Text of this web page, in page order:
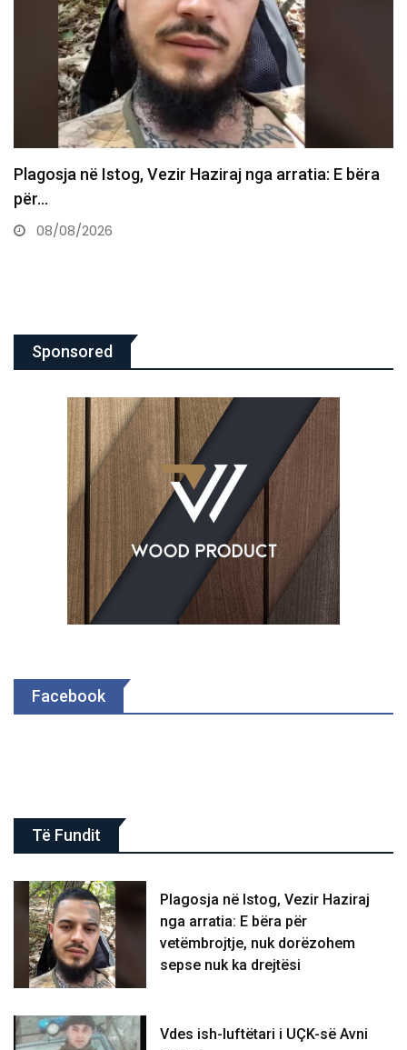
Vdes ish-luftëtari i UÇK-së Avni Hoxha
08/08/2026
Sponsored
Facebook
Të Fundit
Plagosja në Istog, Vezir Haziraj
nga arratia: E bëra për
vetëmbrojtje, nuk dorëzohem
sepse nuk ka drejtësi
Vdes ish-luftëtari i UÇK-së Avni